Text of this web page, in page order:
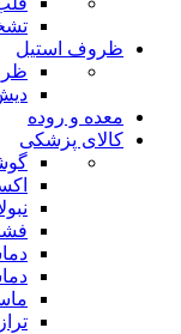
ظروف استیل
معده و روده
کالای پزشکی